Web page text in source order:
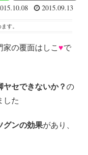
2015.09.13
す。
の覆面はしこ ♥で
セできないか？の
した
グンの効果があり、